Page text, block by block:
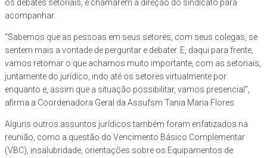
os debates setoriais, e chamarem a direção do sindicato para
acompanhar.
“Sabemos que as pessoas em seus setores, com seus colegas, se
sentem mais a vontade de perguntar e debater. E, daqui para frente,
vamos retomar o que achamos muito importante, com as setoriais,
juntamente do jurídico, indo até os setores virtualmente por
enquanto e, assim que a situação possibilitar, vamos presencial”,
afirma a Coordenadora Geral da Assufsm Tania Maria Flores.
Alguns outros assuntos jurídicos também foram enfatizados na
reunião, como a questão do Vencimento Básico Complementar
(VBC), insalubridade, orientações sobre os Equipamentos de